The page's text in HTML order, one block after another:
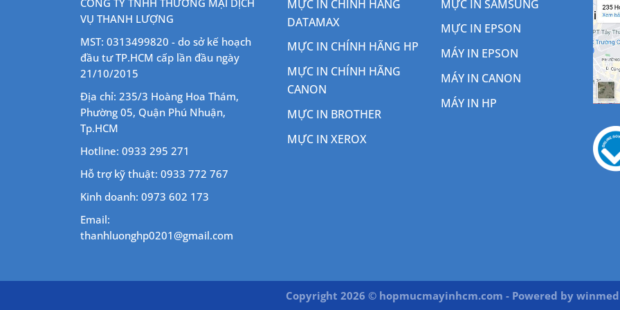
VỤ THANH LƯỢNG
MST: 0313499820 - do sở kế hoạch
đầu tư TP.HCM cấp lần đầu ngày
21/10/2015
Địa chỉ: 235/3 Hoàng Hoa Thám,
Phường 05, Quận Phú Nhuận,
Tp.HCM
Hotline: 0933 295 271
Hỗ trợ kỹ thuật: 0933 772 767
Kinh doanh: 0973 602 173
Email:
thanhluonghp0201@gmail.com
MỰC IN CHÍNH HÃNG
DATAMAX
MỰC IN CHÍNH HÃNG HP
MỰC IN CHÍNH HÃNG
CANON
MỰC IN BROTHER
MỰC IN XEROX
MỰC IN SAMSUNG
MỰC IN EPSON
MÁY IN EPSON
MÁY IN CANON
MÁY IN HP
Copyright 2026 © hopmucmayinhcm.com - Powered by